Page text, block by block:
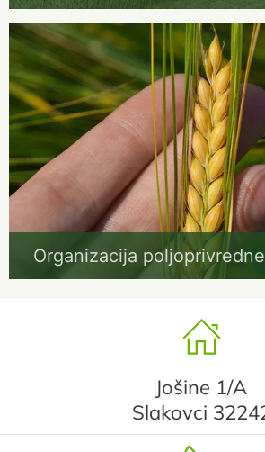
Organizacija
Jošine 1/A
Slakovci